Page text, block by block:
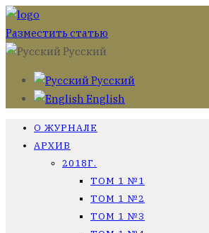
Разместить статью
Русский
Русский
English
О ЖУРНАЛЕ
АРХИВ
2018Г.
ТОМ 1 №1
ТОМ 1 №2
ТОМ 1 №3